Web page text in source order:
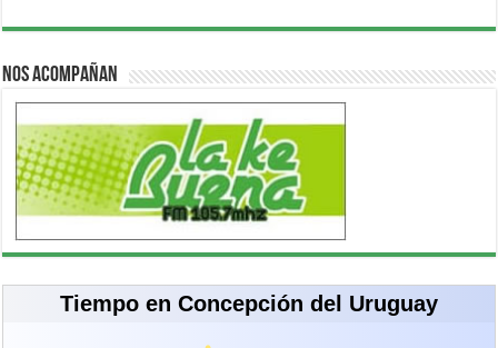
Nos acompañan
Tiempo en Concepción del Uruguay